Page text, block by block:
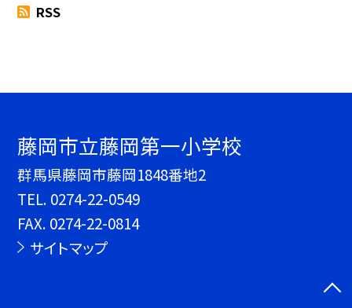
RSS
藤岡市立藤岡第一小学校
群馬県藤岡市藤岡1848番地2
TEL. 0274-22-0549
FAX. 0274-22-0814
サイトマップ